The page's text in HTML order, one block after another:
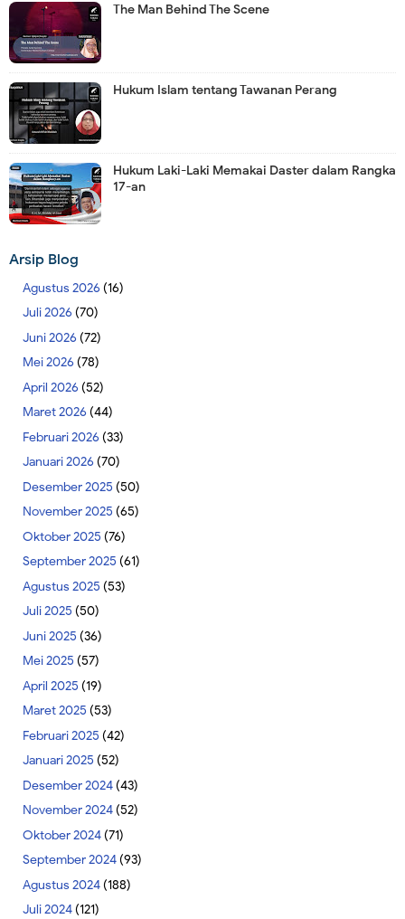
The Man Behind The Scene
Hukum Islam tentang Tawanan Perang
Hukum Laki-Laki Memakai Daster dalam Rangka
17-an
Arsip Blog
Agustus 2026 (16)
Juli 2026 (70)
Juni 2026 (72)
Mei 2026 (78)
April 2026 (52)
Maret 2026 (44)
Februari 2026 (33)
Januari 2026 (70)
Desember 2025 (50)
November 2025 (65)
Oktober 2025 (76)
September 2025 (61)
Agustus 2025 (53)
Juli 2025 (50)
Juni 2025 (36)
Mei 2025 (57)
April 2025 (19)
Maret 2025 (53)
Februari 2025 (42)
Januari 2025 (52)
Desember 2024(43)
November 2024(52)
Oktober 2024(71)
September 2024(93)
Agustus 2024(188)
Juli 2024(121)